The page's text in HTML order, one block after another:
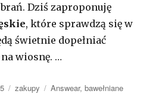
Dziś zaproponuję
, które sprawdzą się w
świetnie dopełniać
wiosnę. …
Kategorie
zakupy Tagi
Answear,bawełniane